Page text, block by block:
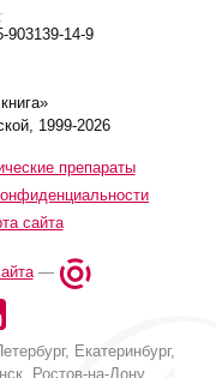
903139-14-9
1999-2026
препараты
сайта
—
Екатеринбург,
Ростов-на-Дону,